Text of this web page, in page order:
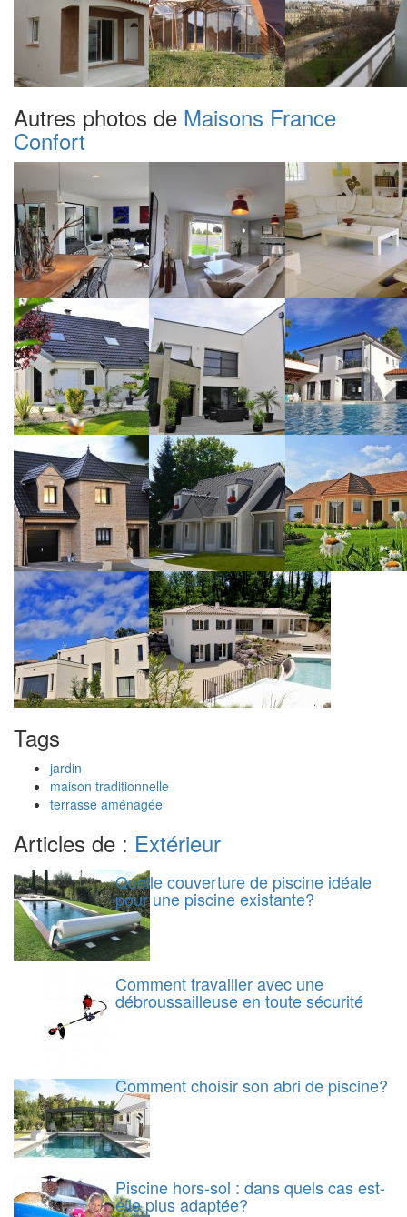
Autres photos de Maisons France
Confort
Tags
jardin
maison traditionnelle
terrasse aménagée
Articles de : Extérieur
Quelle couverture de piscine idéale
pour une piscine existante?
Comment travailler avec une
débroussailleuse en toute sécurité
Comment choisir son abri de piscine?
Piscine hors-sol : dans quels cas est-
elle plus adaptée?